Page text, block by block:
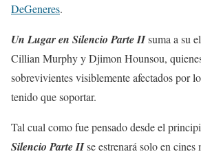
DeGeneres.
Un Lugar en Silencio Parte IIsuma a su
Cillian Murphy y Djimon Hounsou,
sobrevivientes visiblemente afectados por
tenido que soportar.
Tal cual como fue pensado desde el
Silencio Parte IIse estrenará solo en cines